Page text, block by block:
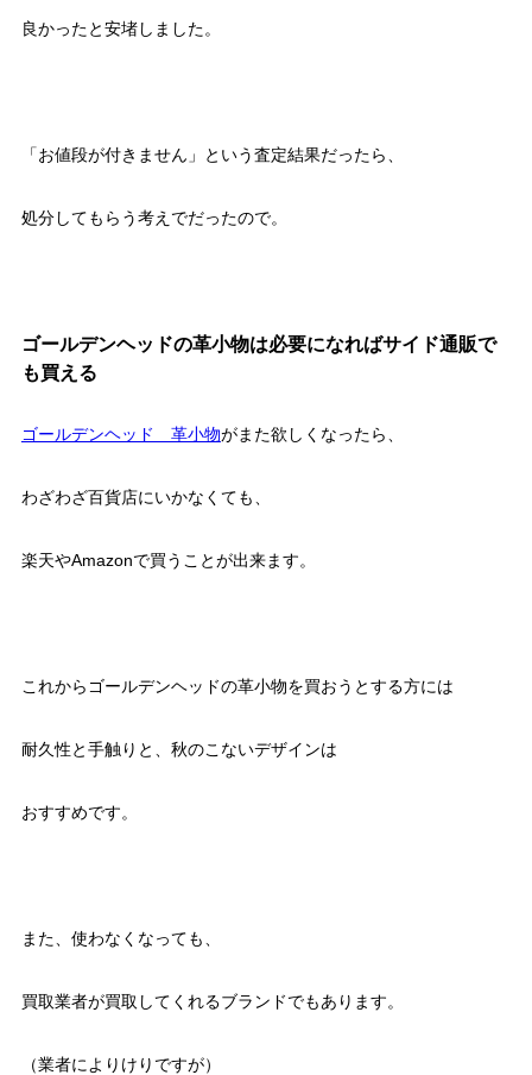
良かったと安堵しました。
「お値段が付きません」という査定結果だったら、
処分してもらう考えでだったので。
ゴールデンヘッドの革小物は必要になればサイド通販で
も買える
ゴールデンヘッド 革小物がまた欲しくなったら、
わざわざ百貨店にいかなくても、
楽天やAmazonで買うことが出来ます。
これからゴールデンヘッドの革小物を買おうとする方には
耐久性と手触りと、秋のこないデザインは
おすすめです。
また、使わなくなっても、
買取業者が買取してくれるブランドでもあります。
（業者によりけりですが）